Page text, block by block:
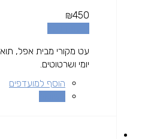
₪450
עט מקורי מבית אפל,
יומי ושרטוטים.
הוסף למועדפים